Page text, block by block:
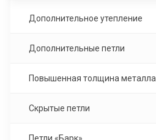
Дополнительное утепление
Дополнительные петли
Повышенная толщина металла
Скрытые петли
Петли «Барк»